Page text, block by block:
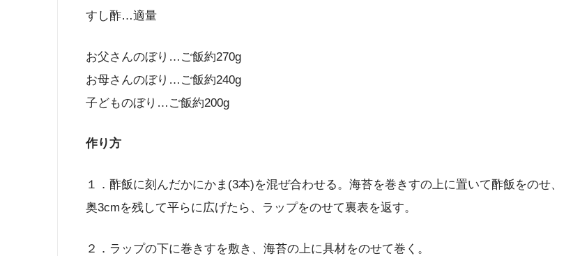
すし酢…適量
お父さんのぼり…ご飯約270g
お母さんのぼり…ご飯約240g
子どものぼり…ご飯約200g
作り方
１．酢飯に刻んだかにかま(3本)を混ぜ合わせる。海苔を巻きすの上に置いて酢飯をのせ、
奥3cmを残して平らに広げたら、ラップをのせて裏表を返す。
２．ラップの下に巻きすを敷き、海苔の上に具材をのせて巻く。